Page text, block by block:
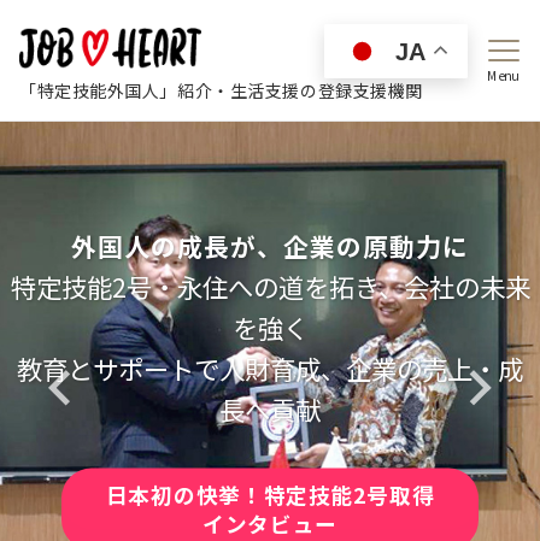
「特定技能外国人」紹介・生活支援の登録支援機関
Menu
日本の未来を、もっと豊かに
経済の発展が、子どもたちの未来をつくる
日本経済を支え、次世代が安心して暮らせる
社会へ
日本初の快挙！特定技能2号取得
インタビュー
外国人の成長が、企業の原動力に
特定技能2号・永住への道を拓き、会社の未来
を強く
教育とサポートで人財育成、企業の売上・成
長へ貢献
日本初の快挙！特定技能2号取得
インタビュー
業界初の快挙 × 24hフルサポート!
特定技能2号の合格者を日本初輩出
仕事以外の生活を支える業界トップのサポー
ト体制
日本初の快挙！特定技能2号取得
インタビュー
共に豊かになれる未来へ
20年後も発展し続ける国へ
日本人の増加と外国人が安心して暮らせる社
会を両立
日本初の快挙！特定技能2号取得
インタビュー
JA